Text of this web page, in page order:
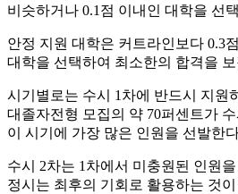
비슷하거나 0.1점 이내인 대학을 선
안정 지원 대학은 커트라인보다 0.3
대학을 선택하여 최소한의 합격을
시기별로는 수시 1차에 반드시 지원
대졸자전형 모집의 약 70퍼센트가
이 시기에 가장 많은 인원을 선발한
수시 2차는 1차에서 미충원된 인원
정시는 최후의 기회로 활용하는 것